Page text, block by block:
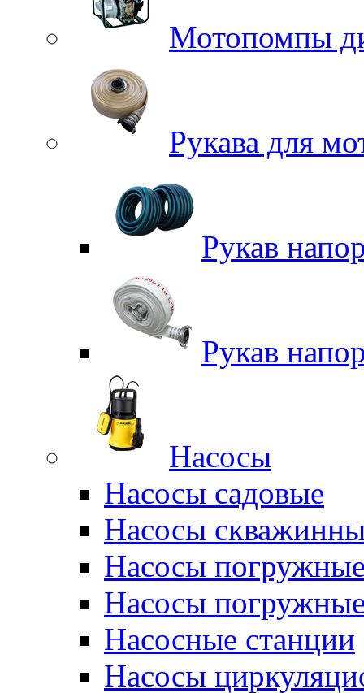
Мотопомпы
Рукава для
Рукав
Рукав
Насосы
Насосы садовые
Насосы
Насосы
Насосы
Насосные станции
Насосы